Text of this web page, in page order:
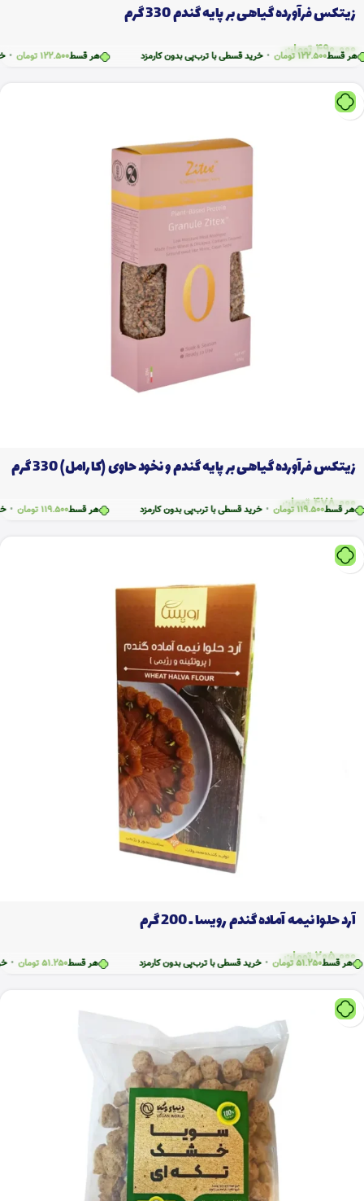
هر قسط122.500تومان • خرید 122.500تومان • خرید قسطی با ترب‌پی بدون کارمزد
زیتکس فرآورده گیاهی بر پایه گندم 330 گرم
490.000تومان
هر قسط119.500تومان • خرید 119.500تومان • خرید قسطی با ترب‌پی بدون کارمزد
زیتکس فرآورده گیاهی بر پایه گندم و نخود حاوی (کارامل) 330 گرم
478.000تومان
هر قسط51.250تومان • خرید قسط51.250تومان • خرید قسطی با ترب‌پی بدون کارمزد
آرد حلوا نیمه آماده گندم رویسا ـ 200 گرم
205.000تومان